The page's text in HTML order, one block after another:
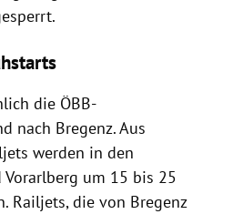
die ÖBB-
nach Bregenz. Aus
werden in den
Vorarlberg um 15 bis 25
Railjets, die von Bregenz